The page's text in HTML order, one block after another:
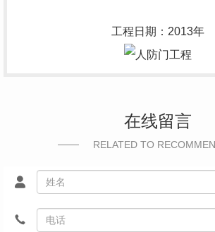
工程日期：2013年
在线留言
RELATED TO